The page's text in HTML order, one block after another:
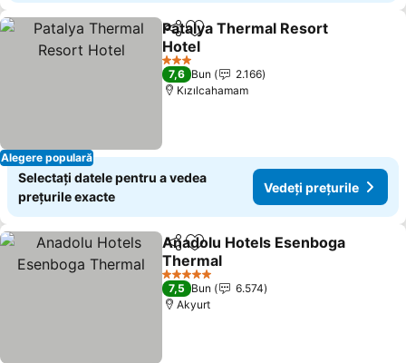
Alegere populară
DistribuițiAdăugaţi la favorite
Patalya Thermal Resort
Hotel
3 Stele
7,6 Bun
2.166
Kızılcahamam
Selectați datele pentru a vedea
prețurile exacte
Vedeți prețurile
DistribuițiAdăugaţi la favorite
Anadolu Hotels Esenboga
Thermal
5 Stele
7,5 Bun
6.574
Akyurt